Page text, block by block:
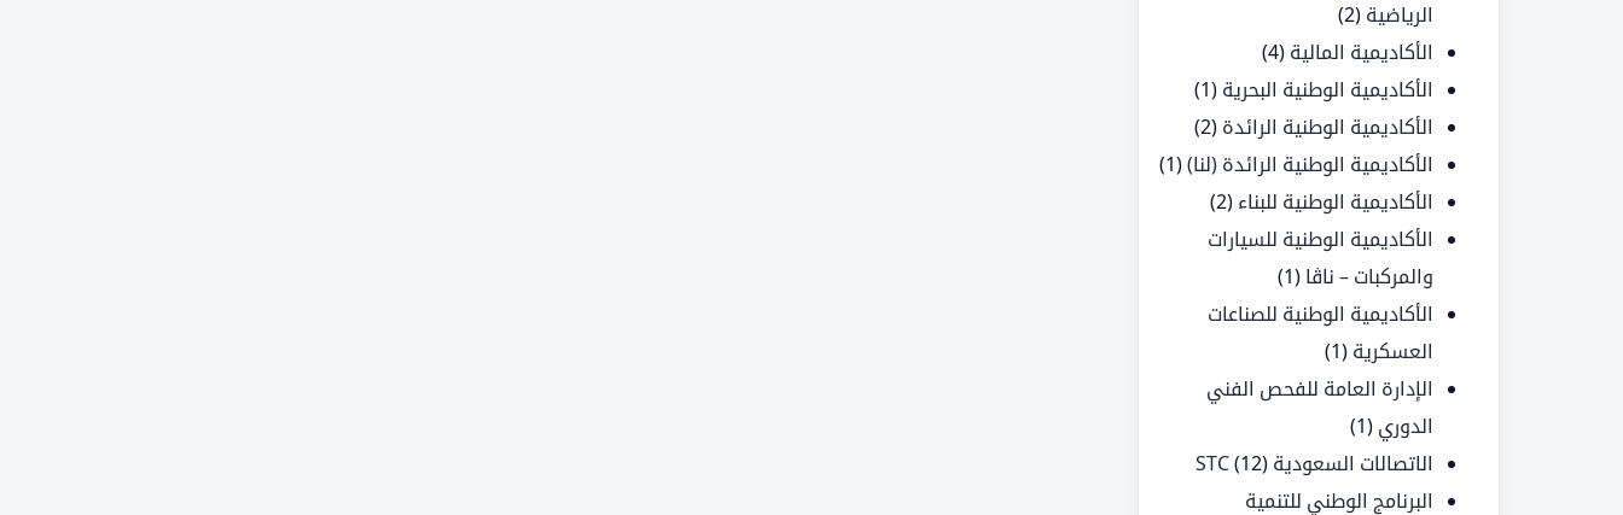
الرياضية (2)
الأكاديمية المالية (4)
الأكاديمية الوطنية البحرية (1)
الأكاديمية الوطنية الرائدة (2)
الأكاديمية الوطنية الرائدة (لنا)(1)
الأكاديمية الوطنية للبناء (2)
الأكاديمية الوطنية للسيارات
والمركبات – ناڤا (1)
الأكاديمية الوطنية للصناعات
العسكرية (1)
الإدارة العامة للفحص الفني
الدوري (1)
الاتصالات السعودية STC (12)
البرنامج الوطني للتنمية